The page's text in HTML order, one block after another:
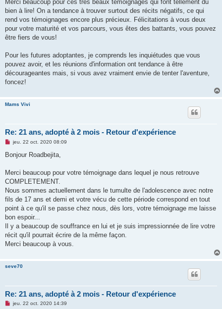
a
g
n
o
u
Merci beaucoup pour ces très beaux témoignages qui font tellement du
bien à lire! On a tendance à trouver surtout des récits négatifs, ce qui
rend vos témoignages encore plus précieux. Félicitations à vous deux
pour votre maturité et vos parcours, vous êtes des battants, vous pouvez
être fiers de vous!
Pour les futures adoptantes, je comprends les inquiétudes que vous
pouvez avoir, et les réunions d'information ont tendance à être
décourageantes mais, si vous avez vraiment envie de tenter l'aventure,
foncez!
Mams Vivi
Re: 21 ans, adopté à 2 mois - Retour d'expérience
M
s
g
n
o
l
u
jeu. 22 oct. 2020 08:09
Bonjour Roadbejita,
Merci beaucoup pour votre témoignage dans lequel je nous retrouve
COMPLETEMENT.
Nous sommes actuellement dans le tumulte de l'adolescence avec notre
fils de 17 ans et demi et votre vécu de cette période correspond en tout
point à ce qu'il se passe chez nous, dès lors, votre témoignage me laisse
bon espoir...
Il y a beaucoup de souffrance en lui et je suis impressionnée de lire votre
récit qu'il pourrait écrire de la même façon.
Merci beaucoup à vous.
seve70
Re: 21 ans, adopté à 2 mois - Retour d'expérience
Mjeu. 22 oct. 2020 14:39